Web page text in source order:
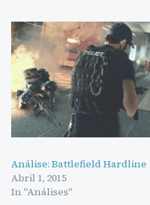
Análise: Battlefield Hardline
Abril 1, 2015
In "Análises"